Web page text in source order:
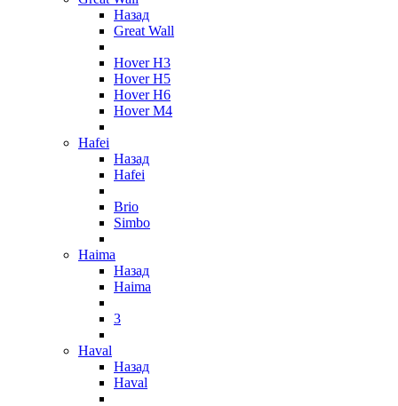
Назад
Great Wall
Hover H3
Hover H5
Hover H6
Hover M4
Hafei
Назад
Hafei
Brio
Simbo
Haima
Назад
Haima
3
Haval
Назад
Haval